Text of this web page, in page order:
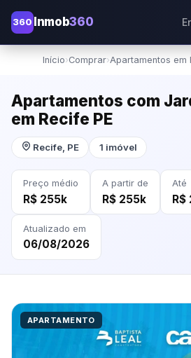
360 Inmob360
Início›Comprar›Apartamentos em
Apartamentos com
em Recife PE
Recife, PE 1 imóvel
Preço médio
R$ 255k
A partir de
R$ 255k
Até
R$
Atualizado em
06/08/2026
APARTAMENTO